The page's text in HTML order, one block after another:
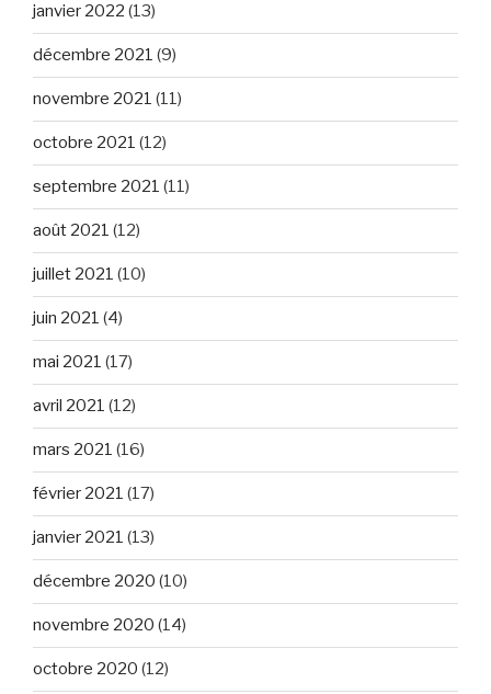
janvier 2022 (13)
décembre 2021 (9)
novembre 2021 (11)
octobre 2021 (12)
septembre 2021 (11)
août 2021 (12)
juillet 2021 (10)
juin 2021 (4)
mai 2021 (17)
avril 2021 (12)
mars 2021 (16)
février 2021 (17)
janvier 2021 (13)
décembre 2020 (10)
novembre 2020 (14)
octobre 2020 (12)